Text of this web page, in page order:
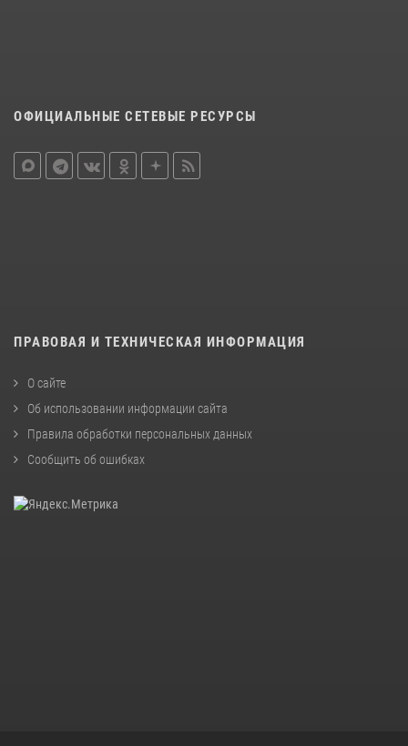
ОФИЦИАЛЬНЫЕ СЕТЕВЫЕ РЕСУРСЫ
ПРАВОВАЯ И ТЕХНИЧЕСКАЯ ИНФОРМАЦИЯ
О сайте
Об использовании информации сайта
Правила обработки персональных данных
Сообщить об ошибках